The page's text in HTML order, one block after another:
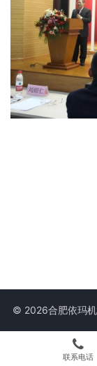
© 2026合肥依玛
联系电话